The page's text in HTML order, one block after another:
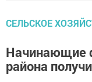
СЕЛЬСКОЕ
Начинающие
района